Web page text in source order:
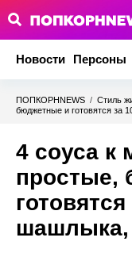
Новости Персоны
ПОПКОРНNEWS / Стиль
бюджетные и готовятся за
4 соуса к
простые,
шашлыка,